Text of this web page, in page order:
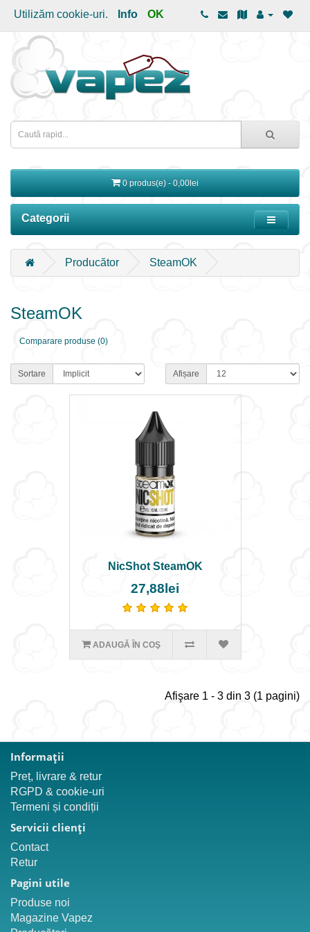
Utilizăm cookie-uri. Info OK
0 produs(e) - 0,00lei
Categorii
Producător SteamOK
SteamOK
Comparare produse (0)
Sortare Afișare
NicShot SteamOK
27,88lei
ADAUGĂ ÎN COŞ
Afişare 1 - 3 din 3 (1 pagini)
Informaţii
Preț, livrare & retur
RGPD & cookie-uri
Termeni și condiții
Servicii clienţi
Contact
Retur
Pagini utile
Produse noi
Magazine Vapez